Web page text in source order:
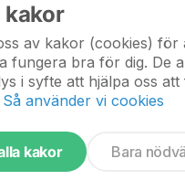
kakor
av kakor (cookies) för
fungera bra för dig. De
i syfte att hjälpa oss
Så använder vi cookies
kakor Bara